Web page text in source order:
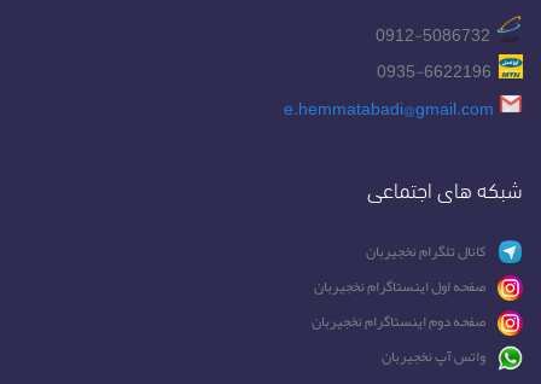
e.hemmatabadi@gmail.com
شبکه های اجتماعی
کانال تلگرام نخجیربان
صفحه اول اینستاگرام نخجیربان
صفحه دوم اینستاگرام نخجیربان
واتس آپ نخجیربان